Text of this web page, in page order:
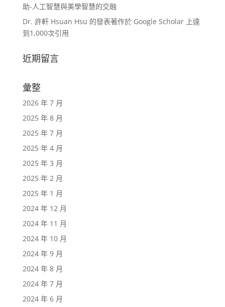
助-人工智慧與美學智慧的交融
Dr. 許軒 Hsuan Hsu 的發表著作於 Google Scholar 上達
到1,000次引用
近期留言
彙整
2026 年 7 月
2025 年 8 月
2025 年 7 月
2025 年 4 月
2025 年 3 月
2025 年 2 月
2025 年 1 月
2024 年 12 月
2024 年 11 月
2024 年 10 月
2024 年 9 月
2024 年 8 月
2024 年 7 月
2024 年 6 月